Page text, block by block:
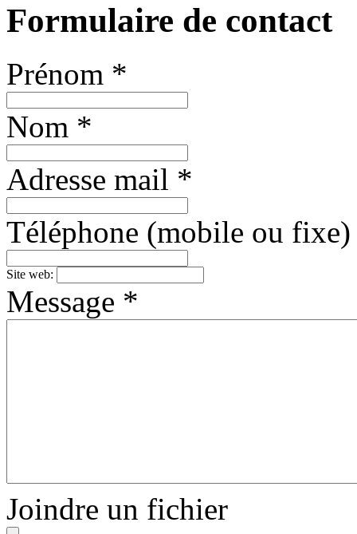
Formulaire de contact
Prénom *
Nom *
Adresse mail *
Téléphone (mobile ou fixe)
Site web:
Message *
Joindre un fichier